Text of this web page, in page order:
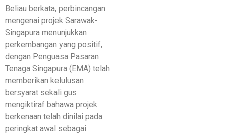
Beliau berkata, perbincangan
mengenai projek Sarawak-
Singapura menunjukkan
perkembangan yang positif,
dengan Penguasa Pasaran
Tenaga Singapura (EMA) telah
memberikan kelulusan
bersyarat sekali gus
mengiktiraf bahawa projek
berkenaan telah dinilai pada
peringkat awal sebagai